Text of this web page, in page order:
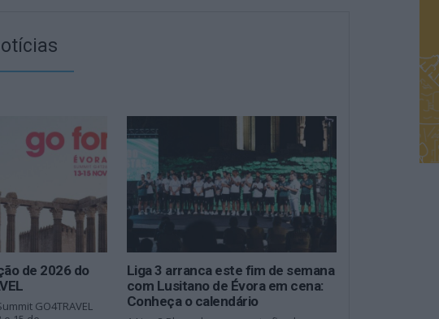
de 2026 do
GO4TRAVEL
Liga 3 arranca este fim de semana
com Lusitano de Évora em cena:
Conheça o calendário